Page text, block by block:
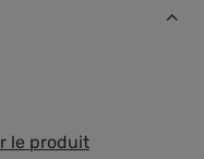
le produit